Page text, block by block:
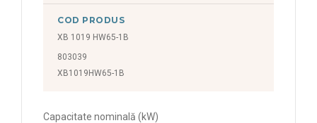
COD PRODUS
XB 1019 HW65-1B
803039
XB1019HW65-1B
Capacitate nominală (kW)